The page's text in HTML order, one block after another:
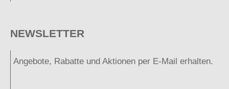
NEWSLETTER
Angebote, Rabatte und Aktionen per E-Mail erhalten.